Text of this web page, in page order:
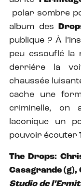
polar sombre
album des
publique ? À
peu essouflé la
derriére la
chaussée
cache une
criminelle, on
laconique un
pouvoir écouter
The Drops:
Casagrande
Studio de